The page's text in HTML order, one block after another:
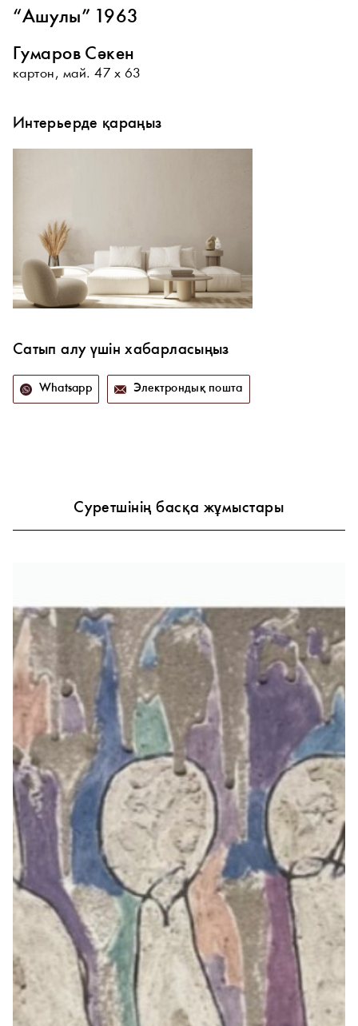
“Ашулы” 1963
Гумаров Сәкен
картон, май. 47 х 63
Интерьерде қараңыз
Сатып алу үшін хабарласыңыз
Whatsapp Электрондық пошта
Суретшінің басқа жұмыстары